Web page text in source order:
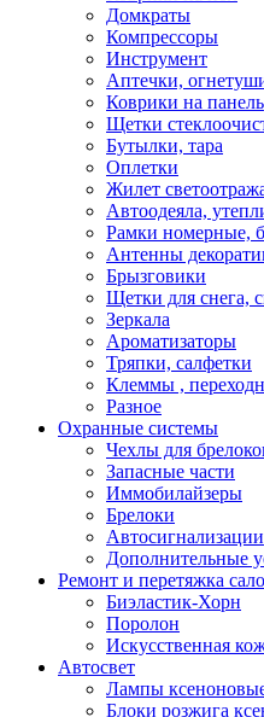
Домкраты
Компрессоры
Инструмент
Аптечки,
Коврики на панель
Щетки
Бутылки, тара
Оплетки
Жилет
Автоодеяла,
Рамки номерные,
Антенны
Брызговики
Щетки для снега,
Зеркала
Ароматизаторы
Тряпки, салфетки
Клеммы ,
Разное
Охранные системы
Чехлы для
Запасные части
Иммобилайзеры
Брелоки
Автосигнализации
Дополнительные
Ремонт и перетяжка
Биэластик-Хорн
Поролон
Искусственная
Автосвет
Лампы
Блоки розжига